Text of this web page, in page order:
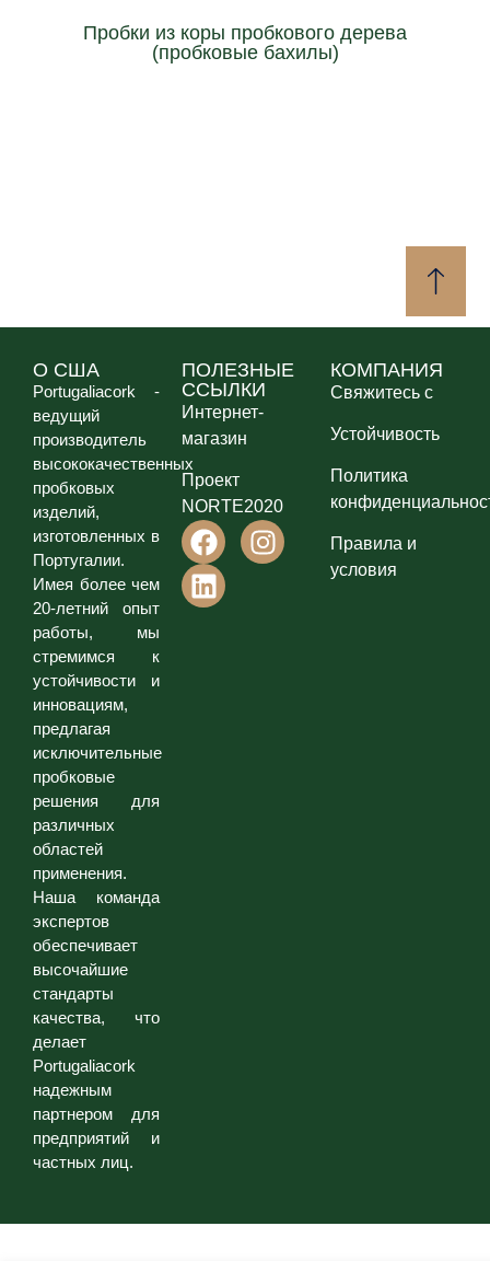
Пробки из коры пробкового дерева
(пробковые бахилы)
О США
Portugaliacork -
ведущий
производитель
высококачественных
пробковых
изделий,
изготовленных в
Португалии.
Имея более чем
20-летний опыт
работы, мы
стремимся к
устойчивости и
инновациям,
предлагая
исключительные
пробковые
решения для
различных
областей
применения.
Наша команда
экспертов
обеспечивает
высочайшие
стандарты
качества, что
делает
Portugaliacork
надежным
партнером для
предприятий и
частных лиц.
ПОЛЕЗНЫЕ
ССЫЛКИ
Интернет-
магазин
Проект
NORTE2020
КОМПАНИЯ
Свяжитесь с
Устойчивость
Политика
Правила и
условия